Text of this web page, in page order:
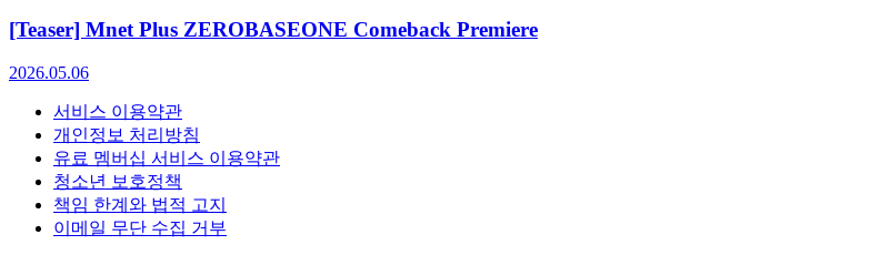
[Teaser] Mnet Plus ZEROBASEONE Comeback Premiere
2026.05.06
서비스 이용약관
개인정보 처리방침
유료 멤버십 서비스 이용약관
청소년 보호정책
책임 한계와 법적 고지
이메일 무단 수집 거부